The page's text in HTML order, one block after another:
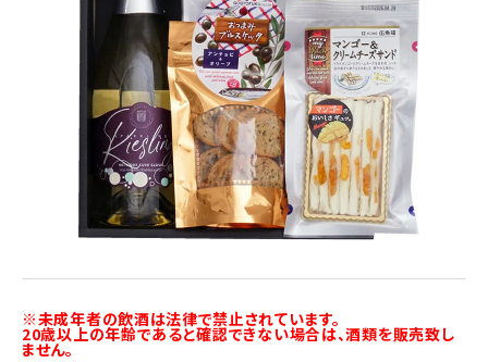
※未成年者の飲酒は法律で禁止されています。
20歳以上の年齢であると確認できない場合は、酒類を販売致し
ません。